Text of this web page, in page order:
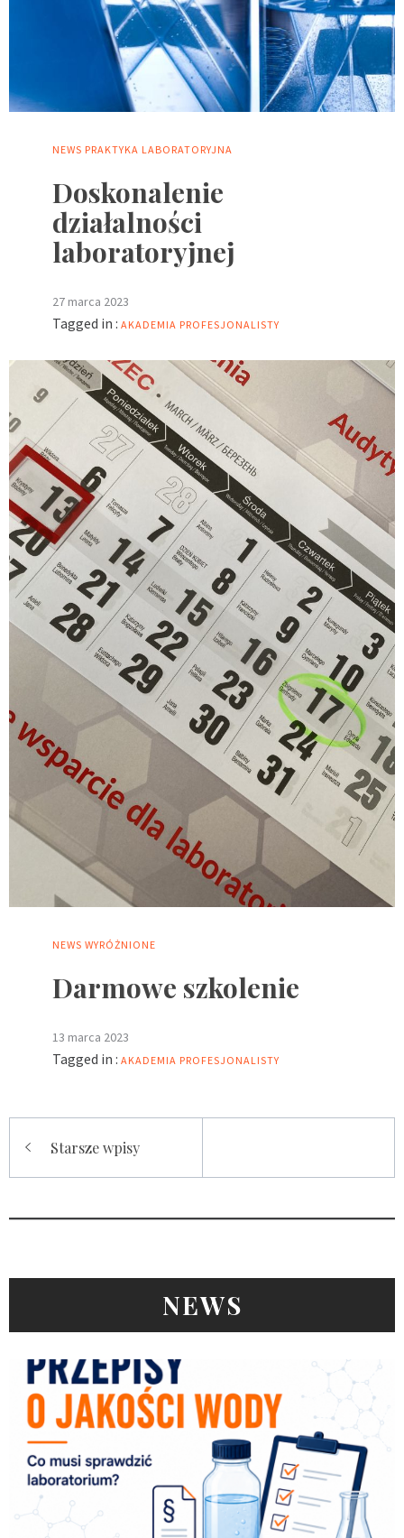
NEWS PRAKTYKA LABORATORYJNA
Doskonalenie
działalności
laboratoryjnej
27 marca 2023
Tagged in : AKADEMIA PROFESJONALISTY
NEWS WYRÓŻNIONE
Darmowe szkolenie
13 marca 2023
Tagged in : AKADEMIA PROFESJONALISTY
po
Starsze wpisy
NEWS